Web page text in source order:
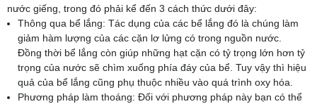
nước giếng, trong đó phải kể đến 3 cách thức dưới đây:
Thông qua bể lắng: Tác dụng của các bể lắng đó là chúng làm
giảm hàm lượng của các cặn lơ lửng có trong nguồn nước.
Đồng thời bể lắng còn giúp những hạt cặn có tỷ trọng lớn hơn tỷ
trọng của nước sẽ chìm xuống phía đáy của bể. Tuy vậy thì hiệu
quả của bể lắng cũng phụ thuộc nhiều vào quá trình oxy hóa.
Phương pháp làm thoáng: Đối với phương pháp này bạn có thể